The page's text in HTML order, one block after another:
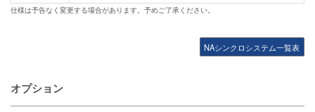
仕様は予告なく変更する場合があります。予めご了承ください。
NAシンクロシステム一覧表
オプション